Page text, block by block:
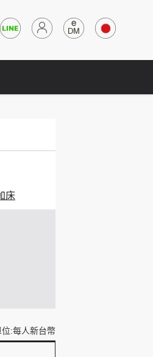
床
位:每人新台幣